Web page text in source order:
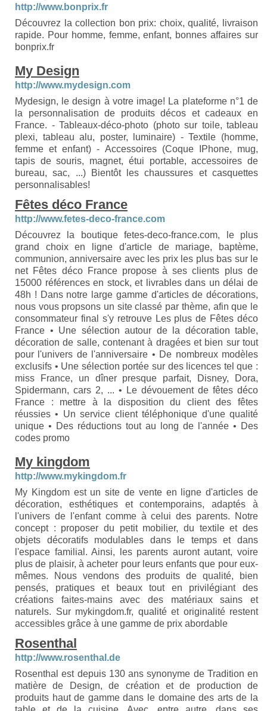
http://www.bonprix.fr
Découvrez la collection bon prix: choix, qualité, livraison
rapide. Pour homme, femme, enfant, bonnes affaires sur
bonprix.fr
My Design
http://www.mydesign.com
Mydesign, le design à votre image! La plateforme n°1 de
la personnalisation de produits décos et cadeaux en
France. - Tableaux-déco-photo (photo sur toile, tableau
plexi, tableau alu, poster, luminaire) - Textile (homme,
femme et enfant) - Accessoires (Coque IPhone, mug,
tapis de souris, magnet, étui portable, accessoires de
bureau, sac, ...) Bientôt les chaussures et casquettes
personnalisables!
Fêtes déco France
http://www.fetes-deco-france.com
Découvrez la boutique fetes-deco-france.com, le plus
grand choix en ligne d'article de mariage, baptème,
communion, anniversaire avec les prix les plus bas sur le
net Fêtes déco France propose à ses clients plus de
15000 références en stock, et livrables dans un délai de
48h ! Dans notre large gamme d'articles de décorations,
nous vous propsons un site classé par thème, afin que le
consommateur final s'y retrouve Les plus de Fêtes déco
France • Une sélection autour de la décoration table,
décoration de salle, contenant à dragées et bien sur tout
pour l'univers de l'anniversaire • De nombreux modèles
exclusifs • Une sélection portée sur des licences tel que :
miss France, un dîner presque parfait, Disney, Dora,
Spidermann, cars 2, ... • Le dévouement de fêtes déco
France : mettre à la disposition du client des fêtes
réussies • Un service client téléphonique d'une qualité
unique • Des réductions tout au long de l'année • Des
codes promo
My kingdom
http://www.mykingdom.fr
My Kingdom est un site de vente en ligne d'articles de
décoration, esthétiques et contemporains, adaptés à
l'univers de l'enfant comme à celui des parents. Notre
concept : proposer du petit mobilier, du textile et des
objets décoratifs modulables dans le temps et dans
l'espace familial. Ainsi, les parents auront autant, voire
plus de plaisir, à acheter pour leurs enfants que pour eux-
mêmes. Nous vendons des produits de qualité, bien
pensés, pratiques et beaux tout en privilégiant des
créations faites-mains avec des matériaux sains et
naturels. Sur mykingdom.fr, qualité et originalité restent
accessibles grâce à une gamme de prix abordable
Rosenthal
http://www.rosenthal.de
Rosenthal est depuis 130 ans synonyme de Tradition en
matière de Design, de création et de production de
produits haut de gamme dans le domaine des arts de la